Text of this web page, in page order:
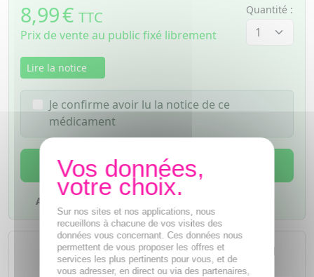
8,99€ TTC
Prix de vente au public fixé librement
Quantité :
Lire la notice
Je confirme avoir lu la notice de ce
médicament
AJOUTER AU PANIER
Ajouter à mes favoris
L'achat d'un médicament sans
ordonnance nécessite le conseil
d'unpharmacien
Sur nos sites et nos applications, nous
recueillons à chacune de vos visites des
données vous concernant. Ces données nous
permettent de vous proposer les offres et
services les plus pertinents pour vous, et de
vous adresser, en direct ou via des partenaires,